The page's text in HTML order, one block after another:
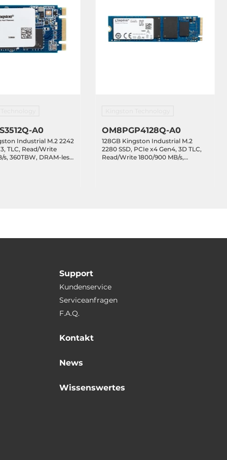
A0
Industrial M.2 2242
3, TLC, Read/Write
s, 360TBW, DRAM-less,
OM8PGP4128Q-A0
128GB Kingston Industrial M.2
2280 SSD, PCIe x4 Gen4, 3D TLC,
Read/Write 1800/900 MB/s,
Support
Kundenservice
Serviceanfragen
F.A.Q.
Kontakt
News
Wissenswertes